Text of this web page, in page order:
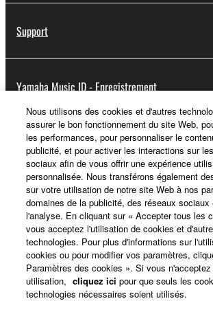
Support
Yamaha Music ID - Enregistrement
A propos de Yamaha
France - French
Professionnel
Nous utilisons des cookies et d'autres
assurer le bon fonctionnement du site Web,
les performances, pour personnaliser le
publicité, et pour activer les interactions sur
sociaux afin de vous offrir une expérience
personnalisée. Nous transférons également
sur votre utilisation de notre site Web à nos
domaines de la publicité, des réseaux sociaux
l'analyse. En cliquant sur « Accepter tous les
vous acceptez l'utilisation de cookies et
technologies. Pour plus d'informations sur
cookies ou pour modifier vos paramètres,
Paramètres des cookies ». Si vous
utilisation, cliquez ici pour que seuls les
technologies nécessaires soient utilisés.